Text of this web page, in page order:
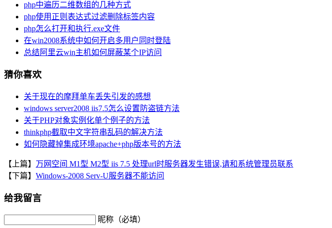
php中遍历二维数组的几种方式
php使用正则表达式过滤删除标签内容
php怎么打开和执行.exe文件
在win2008系统中如何开启多用户同时登陆
总结阿里云win主机如何屏蔽某个IP访问
猜你喜欢
关于现在的摩拜单车丢失引发的感想
windows server2008 iis7.5怎么设置防盗链方法
关于PHP对象实例化单个例子的方法
thinkphp截取中文字符串乱码的解决方法
如何隐藏掉集成环境apache+php版本号的方法
【上篇】 万网空间 M1型 M2型 iis 7.5 处理url时服务器发生错误,请和系统管理员联系
【下篇】 Windows-2008 Serv-U服务器不能访问
给我留言
昵称（必填）